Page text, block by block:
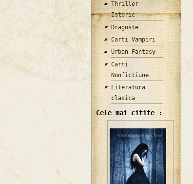
Thriller
Istoric
Dragoste
Carti Vampiri
Urban Fantasy
Carti
Nonfictiune
Literatura
clasica
Cele mai citite :